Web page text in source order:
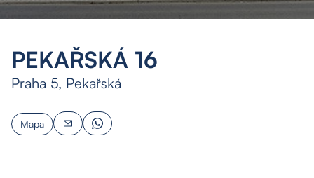
PEKAŘSKÁ 16
Praha 5, Pekařská
Mapa